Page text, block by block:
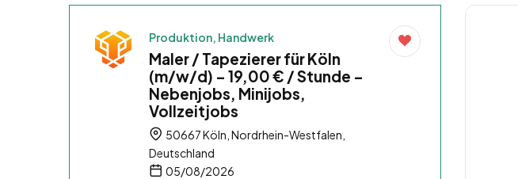
Produktion, Handwerk
Maler / Tapezierer für Köln
(m/w/d) – 19,00 € / Stunde –
Nebenjobs, Minijobs,
Vollzeitjobs
50667 Köln, Nordrhein-Westfalen,
Deutschland
05/08/2026